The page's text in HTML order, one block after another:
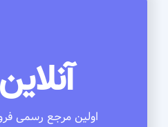
اولین مرجع رسمی